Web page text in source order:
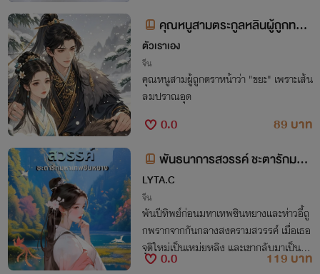
คุณหนูสามตระกูลหลินผู้ถูกทอด
ทิ้ง
ตัวเราเอง
จีน
คุณหนูสามผู้ถูกตราหน้าว่า "ขยะ" เพราะเส้น
ลมปราณอุด
0.0
89 บาท
พันธนาการสวรรค์ ชะตารักมหาเ
ทพซินหยาง (Fate Beyond Heave
n)
LYTA.C
จีน
พันปีทิพย์ก่อนมหาเทพซินหยางและห่าวอี้ถู
กพรากจากกันกลางสงครามสวรรค์ เมื่อเธอ
จุติใหม่เป็นเหม่ยหลิง และเขากลับมาเป็นหมิ
งเจ๋อความทรงจำของเขากลับว่างเปล่า…บุพ
0.0
119 บาท